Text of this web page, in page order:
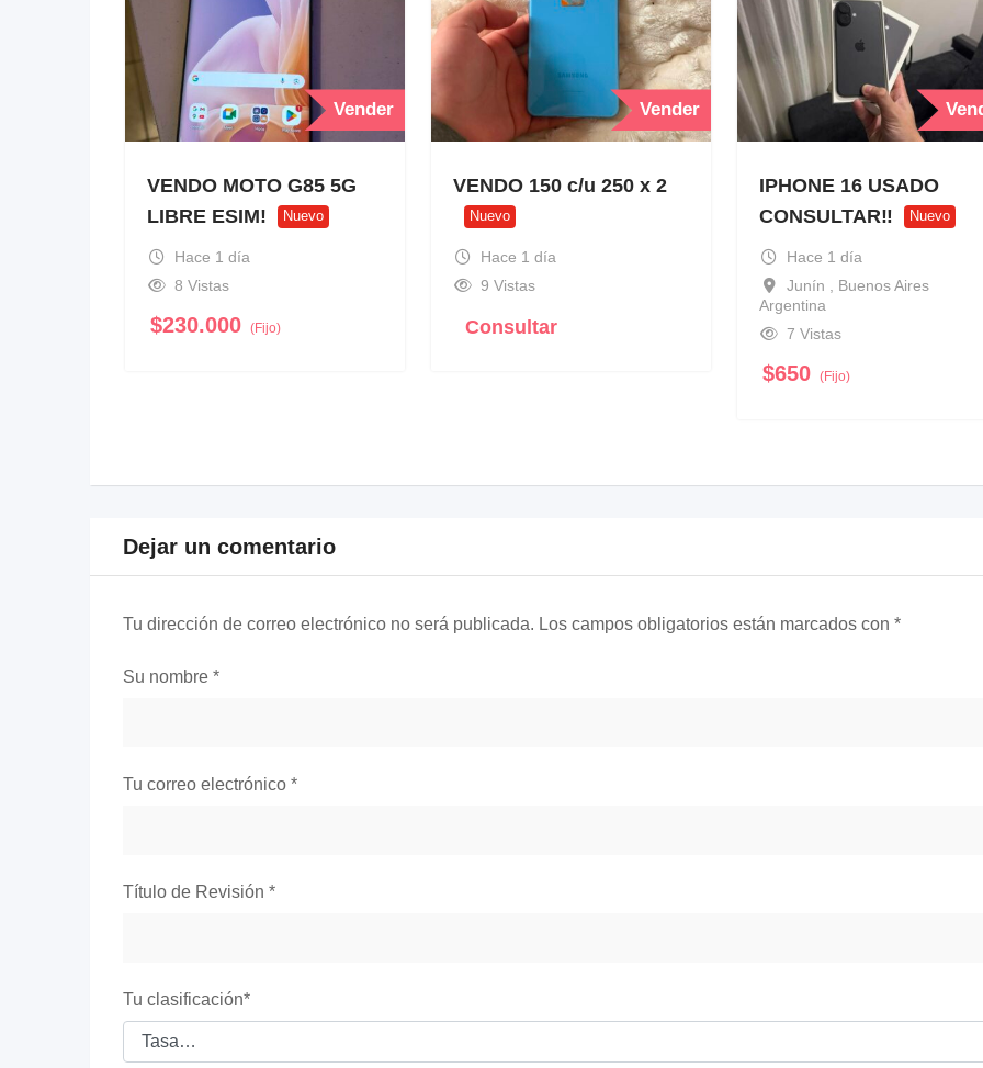
Vender
VENDO MOTO G85 5G
LIBRE ESIM!
Nuevo
Hace 1 día
8 Vistas
$230.000 (Fijo)
Vender
VENDO 150 c/u 250 x 2
Nuevo
Hace 1 día
9 Vistas
Consultar
IPHONE 16 USADO
CONSULTAR‼️
Nuevo
Hace 1 día
Junín , Buenos Aires
Argentina
7 Vistas
$650 (Fijo)
Dejar un comentario
Tu dirección de correo electrónico no será publicada. Los campos obligatorios están marcados con *
Su nombre *
Tu correo electrónico *
Título de Revisión *
Tu clasificación*